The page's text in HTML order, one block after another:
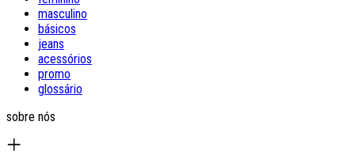
masculino
básicos
jeans
acessórios
promo
glossário
sobre nós